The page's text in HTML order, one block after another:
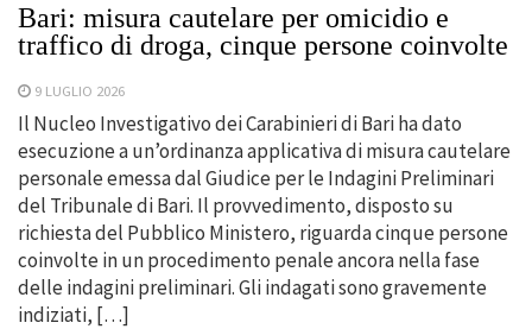
Bari: misura cautelare per omicidio e
traffico di droga, cinque persone coinvolte
9 LUGLIO 2026
Il Nucleo Investigativo dei Carabinieri di Bari ha dato
esecuzione a un’ordinanza applicativa di misura cautelare
personale emessa dal Giudice per le Indagini Preliminari
del Tribunale di Bari. Il provvedimento, disposto su
richiesta del Pubblico Ministero, riguarda cinque persone
coinvolte in un procedimento penale ancora nella fase
delle indagini preliminari. Gli indagati sono gravemente
indiziati, […]